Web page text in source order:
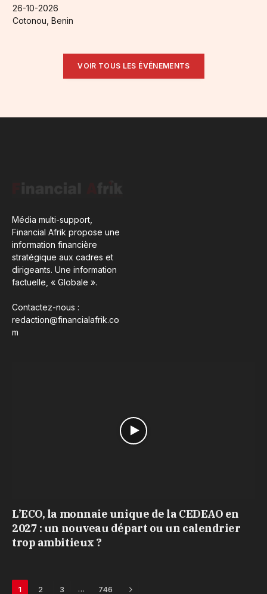
26-10-2026
Cotonou, Benin
VOIR TOUS LES ÉVÉNEMENTS
Média multi-support,
Financial Afrik propose une
information financière
stratégique aux cadres et
dirigeants. Une information
factuelle, « Globale ».
Contactez-nous :
redaction@financialafrik.co
m
L’ECO, la monnaie unique de la CEDEAO en
2027 : un nouveau départ ou un calendrier
trop ambitieux ?
1 2 3 … 746 Next